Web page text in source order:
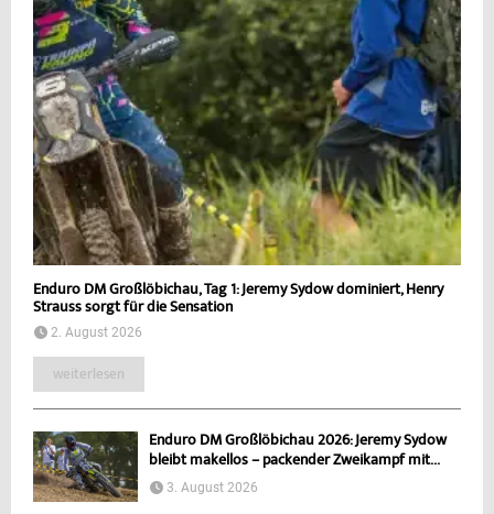
Enduro DM Großlöbichau, Tag 1: Jeremy Sydow dominiert, Henry
Strauss sorgt für die Sensation
2. August 2026
weiterlesen
Enduro DM Großlöbichau 2026: Jeremy Sydow
bleibt makellos – packender Zweikampf mit...
3. August 2026